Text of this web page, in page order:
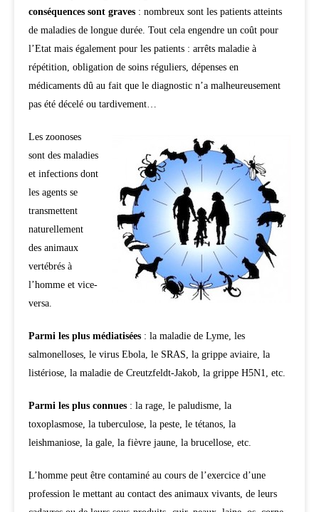
conséquences sont graves : nombreux sont les patients atteints
de maladies de longue durée. Tout cela engendre un coût pour
l’Etat mais également pour les patients : arrêts maladie à
répétition, obligation de soins réguliers, dépenses en
médicaments dû au fait que le diagnostic n’a malheureusement
pas été décelé ou tardivement…
Les zoonoses
sont des maladies
et infections dont
les agents se
transmettent
naturellement
des animaux
vertébrés à
l’homme et vice-
versa.
Parmi les plus médiatisées : la maladie de Lyme, les
salmonelloses, le virus Ebola, le SRAS, la grippe aviaire, la
listériose, la maladie de Creutzfeldt-Jakob, la grippe H5N1, etc.
Parmi les plus connues : la rage, le paludisme, la
toxoplasmose, la tuberculose, la peste, le tétanos, la
leishmaniose, la gale, la fièvre jaune, la brucellose, etc.
L’homme peut être contaminé au cours de l’exercice d’une
profession le mettant au contact des animaux vivants, de leurs